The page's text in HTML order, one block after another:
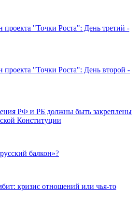
"Точки Роста": День третий -
"Точки Роста": День второй -
РФ и РБ должны быть закреплены
Конституции
балкон»?
кризис отношений или чья-то